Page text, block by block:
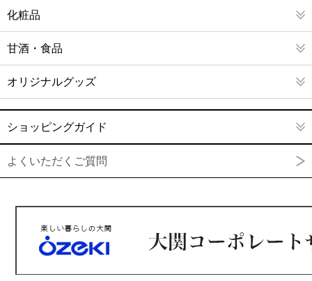
化粧品
甘酒・食品
オリジナルグッズ
ショッピングガイド
よくいただくご質問